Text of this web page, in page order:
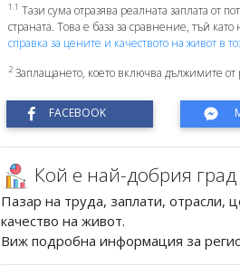
1.1 Тази сума отразява реалната заплата от
страната. Това е база за сравнение, тъй
справка за цените и качеството на живот в
2Заплащането, което включва дължимите
Кой е най-добрия
Пазар на труда, заплати, отрасли,
качество на живот.
Виж подробна информация за